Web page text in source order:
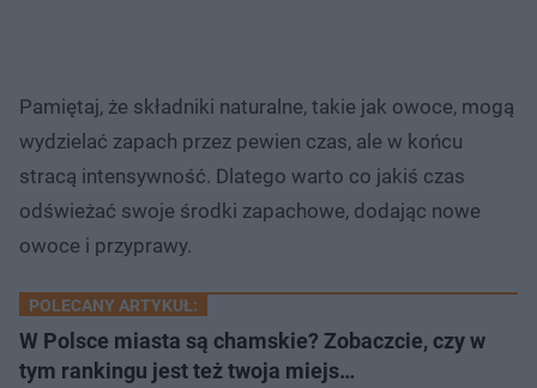
Pamiętaj, że składniki naturalne, takie jak owoce, mogą
wydzielać zapach przez pewien czas, ale w końcu
stracą intensywność. Dlatego warto co jakiś czas
odświeżać swoje środki zapachowe, dodając nowe
owoce i przyprawy.
POLECANY ARTYKUŁ:
W Polsce miasta są chamskie? Zobaczcie, czy w
tym rankingu jest też twoja miejs…